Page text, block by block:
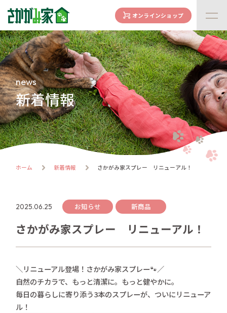
concept
さかがみ家の想い
family
家族になる前に
dogs
わんわん一覧
cats
にゃんにゃん一覧
譲渡までの流れ
ハウス紹介
online store
さかがみ家おすすめグッズ
新着情報
contact
お問い合わせ
オンラインショップ
news
新着情報
ホーム 新着情報 さかがみ家スプレー リニューアル！
2025.06.25 お知らせ 新商品
さかがみ家スプレー リニューアル！
＼リニューアル登場！さかがみ家スプレー🐾／
自然のチカラで、もっと清潔に。もっと健やかに。
毎日の暮らしに寄り添う3本のスプレーが、ついにリニューア
ル！